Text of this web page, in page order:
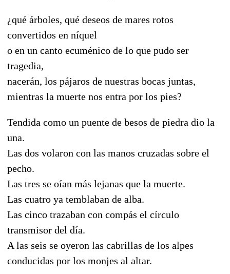
¿qué árboles, qué deseos de mares rotos
convertidos en níquel
o en un canto ecuménico de lo que pudo ser
tragedia,
nacerán, los pájaros de nuestras bocas juntas,
mientras la muerte nos entra por los pies?
Tendida como un puente de besos de piedra dio la
una.
Las dos volaron con las manos cruzadas sobre el
pecho.
Las tres se oían más lejanas que la muerte.
Las cuatro ya temblaban de alba.
Las cinco trazaban con compás el círculo
transmisor del día.
A las seis se oyeron las cabrillas de los alpes
conducidas por los monjes al altar.